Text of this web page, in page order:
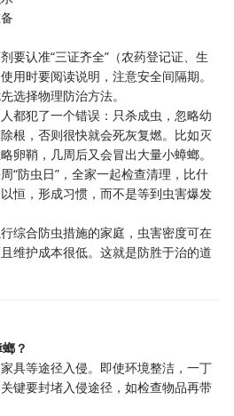
要认准“三证齐全”（农药登记证、生
用时要阅读说明，注意安全间隔期。
选择物理防治方法。
都犯了一个错误：只杀成虫，忽略幼
根，否则很快就会死灰复燃。比如灭
卵鞘，几周后又会冒出大量小蟑螂。
“防虫日”，全家一起检查清理，比什
恒，形成习惯，而不是等到虫害爆发
综合防虫措施的家庭，虫害密度可在
维护成本很低。这就是防胜于治的道
？
具等途径入侵。即使环境整洁，一丁
键要封堵入侵途径，如检查物品再带